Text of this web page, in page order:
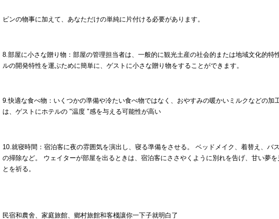
ビンの物事に加えて、あなただけの単純に片付ける必要があります。
8.部屋に小さな贈り物：部屋の管理担当者は、一般的に観光土産の社会的または地域文化的特
ルの開発特性を運ぶために簡単に、ゲストに小さな贈り物をすることができます。
9.快適な食べ物：いくつかの準備や冷たい食べ物ではなく、おやすみの暖かいミルクなどの加
は、ゲストにホテルの "温度 "感を与える可能性が高い
10.就寝時間：宿泊客に夜の雰囲気を演出し、寝る準備をさせる。 ベッドメイク、着替え、バ
の掃除など。 ウェイターが部屋を出るときは、宿泊客にささやくように別れを告げ、甘い夢を
とを祈る。
民宿和農舍、家庭旅館、鄉村旅館和客棧讓你一下子就明白了